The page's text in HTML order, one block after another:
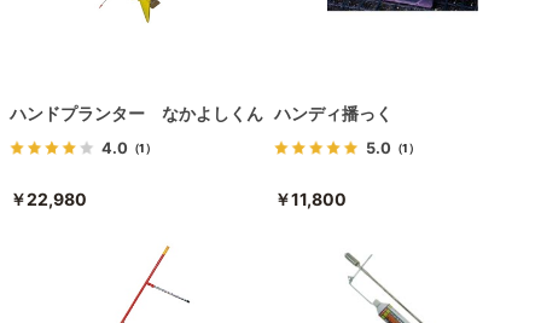
ハンドプランター なかよしくん
4.0 （1）
￥22,980
ハンディ播っく
5.0 （1）
￥11,800